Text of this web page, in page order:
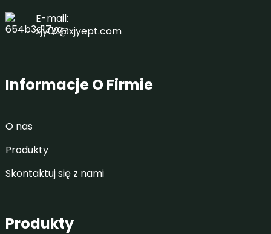
E-mail:
xjy02@xjyept.com
Informacje O Firmie
O nas
Produkty
Skontaktuj się z nami
Produkty